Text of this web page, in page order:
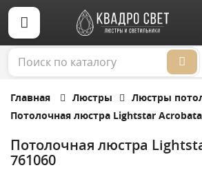
Главная Люстры
Люстры
Потолочная люстра Lightstar
Потолочная люстра
761060